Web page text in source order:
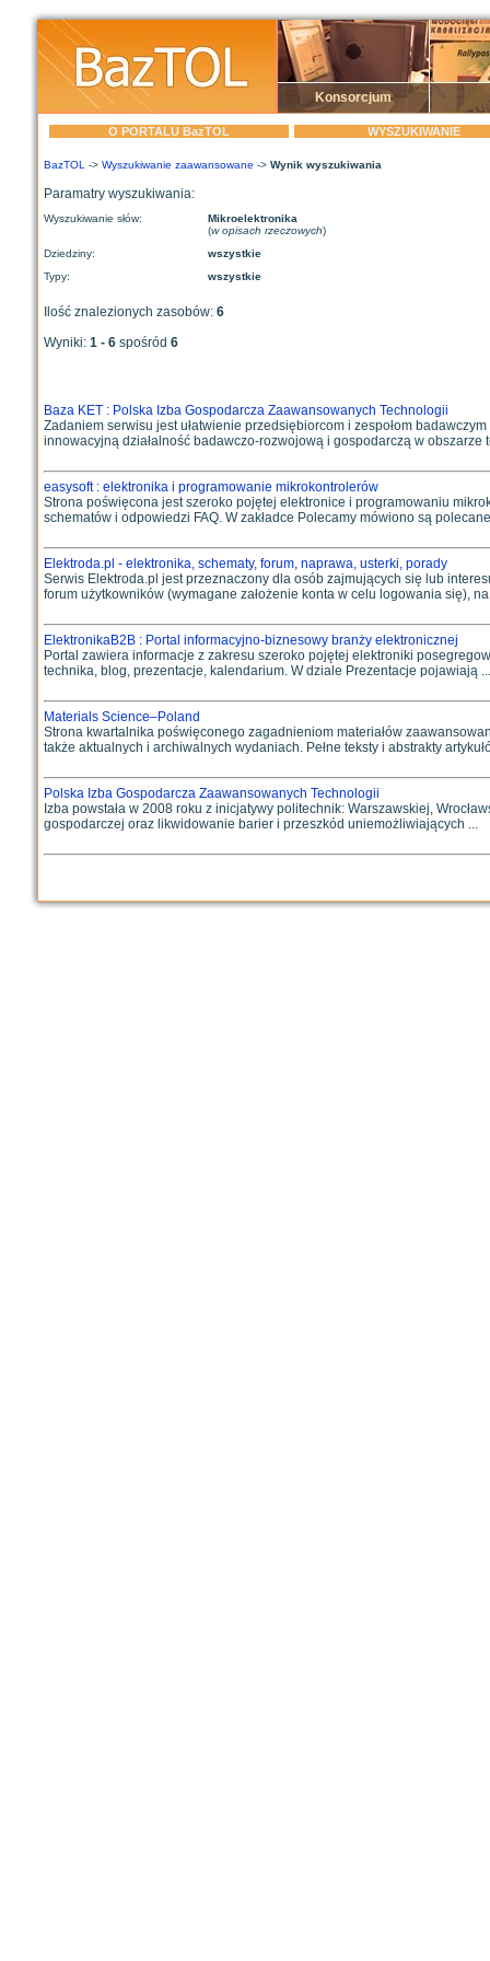
Konsorcjum
O PORTALU BazTOL WYSZUKIWANIE
BazTOL -> Wyszukiwanie zaawansowane -> Wynik wyszukiwania
Paramatry wyszukiwania:
Wyszukiwanie słów:
Mikroelektronika
(w opisach rzeczowych)
Dziedziny:
wszystkie
Typy:
wszystkie
Ilość znalezionych zasobów: 6
Wyniki: 1 - 6 spośród 6
Baza KET : Polska Izba Gospodarcza Zaawansowanych Technologii
Zadaniem serwisu jest ułatwienie przedsiębiorcom i zespołom
innowacyjną działalność badawczo-rozwojową i gospodarczą w obszarze
easysoft : elektronika i programowanie mikrokontrolerów
Strona poświęcona jest szeroko pojętej elektronice i programowaniu
schematów i odpowiedzi FAQ. W zakładce Polecamy mówiono są
Elektroda.pl - elektronika, schematy, forum, naprawa, usterki, porady
Serwis Elektroda.pl jest przeznaczony dla osób zajmujących się lub
forum użytkowników (wymagane założenie konta w celu logowania się), na
ElektronikaB2B : Portal informacyjno-biznesowy branży elektronicznej
Portal zawiera informacje z zakresu szeroko pojętej elektroniki
technika, blog, prezentacje, kalendarium. W dziale Prezentacje pojawiają ...
Materials Science–Poland
Strona kwartalnika poświęconego zagadnieniom materiałów
także aktualnych i archiwalnych wydaniach. Pełne teksty i abstrakty
Polska Izba Gospodarcza Zaawansowanych Technologii
Izba powstała w 2008 roku z inicjatywy politechnik: Warszawskiej,
gospodarczej oraz likwidowanie barier i przeszkód uniemożliwiających ...